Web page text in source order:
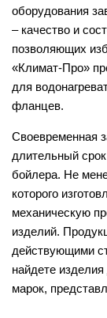
оборудования
– качество и
позволяющих
«Климат-Про»
для
фланцев.
Своевременная
длительный
бойлера. Не
которого
механическую
изделий.
действующими
найдете
марок,